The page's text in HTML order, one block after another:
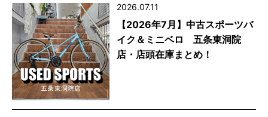
2026.07.11
【2026年7月】中古スポーツバ
イク＆ミニベロ 五条東洞院
店・店頭在庫まとめ！